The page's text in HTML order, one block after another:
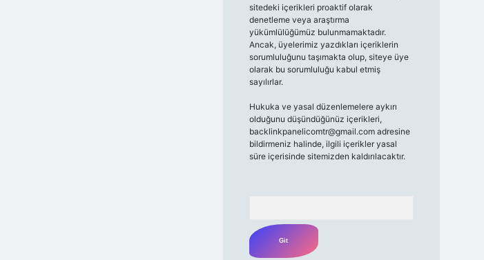
sitedeki içerikleri proaktif olarak
denetleme veya araştırma
yükümlülüğümüz bulunmamaktadır.
Ancak, üyelerimiz yazdıkları içeriklerin
sorumluluğunu taşımakta olup, siteye üye
olarak bu sorumluluğu kabul etmiş
sayılırlar.
Hukuka ve yasal düzenlemelere aykırı
olduğunu düşündüğünüz içerikleri,
backlinkpanelicomtr@gmail.comadresine
bildirmeniz halinde, ilgili içerikler yasal
süre içerisinde sitemizden kaldırılacaktır.